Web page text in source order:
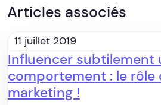
Articles associés
11 juillet 2019
Influencer subtilement
comportement : le rôle
marketing !